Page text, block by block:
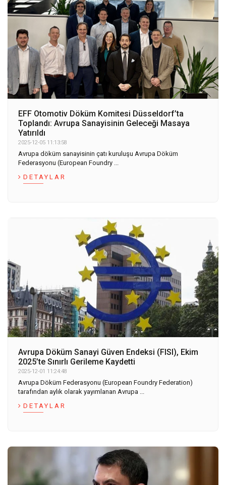
EFF Otomotiv Döküm Komitesi Düsseldorf’ta
Toplandı: Avrupa Sanayisinin Geleceği Masaya
Yatırıldı
2025-12-05 11:13:58
Avrupa döküm sanayisinin çatı kuruluşu Avrupa Döküm
Federasyonu (European Foundry ...
DETAYLAR
Avrupa Döküm Sanayi Güven Endeksi (FISI), Ekim
2025’te Sınırlı Gerileme Kaydetti
2025-12-01 11:24:48
Avrupa Döküm Federasyonu (European Foundry Federation)
tarafından aylık olarak yayımlanan Avrupa ...
DETAYLAR